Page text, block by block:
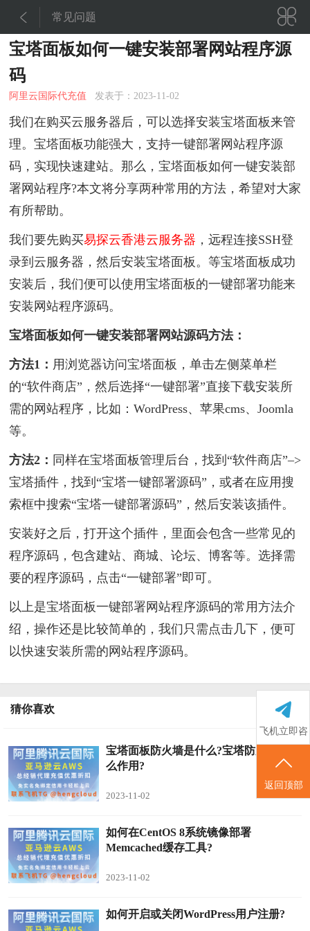
 常见问题 
飞机立即咨
询
返回顶部
宝塔面板如何一键安装部署网站程序源
码
阿里云国际代充值 发表于：2023-11-02
我们在购买云服务器后，可以选择安装宝塔面板来管
理。宝塔面板功能强大，支持一键部署网站程序源
码，实现快速建站。那么，宝塔面板如何一键安装部
署网站程序?本文将分享两种常用的方法，希望对大家
有所帮助。
我们要先购买易探云香港云服务器 ，远程连接SSH登
录到云服务器，然后安装宝塔面板。等宝塔面板成功
安装后，我们便可以使用宝塔面板的一键部署功能来
安装网站程序源码。
宝塔面板如何一键安装部署网站源码方法：
方法1： 用浏览器访问宝塔面板，单击左侧菜单栏
的“软件商店”，然后选择“一键部署”直接下载安装所
需的网站程序，比如：WordPress、苹果cms、Joomla
等。
方法2： 同样在宝塔面板管理后台，找到“软件商店”–>
宝塔插件，找到“宝塔一键部署源码”，或者在应用搜
索框中搜索“宝塔一键部署源码”，然后安装该插件。
安装好之后，打开这个插件，里面会包含一些常见的
程序源码，包含建站、商城、论坛、博客等。选择需
要的程序源码，点击“一键部署”即可。
以上是宝塔面板一键部署网站程序源码的常用方法介
绍，操作还是比较简单的，我们只需点击几下，便可
以快速安装所需的网站程序源码。
猜你喜欢
宝塔面板防火墙是什么?宝塔防火墙有什
么作用?
2023-11-02
如何在CentOS 8系统镜像部署
Memcached缓存工具?
2023-11-02
如何开启或关闭WordPress用户注册?